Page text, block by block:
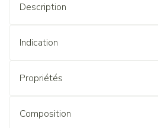
Description
Indication
Propriétés
Composition